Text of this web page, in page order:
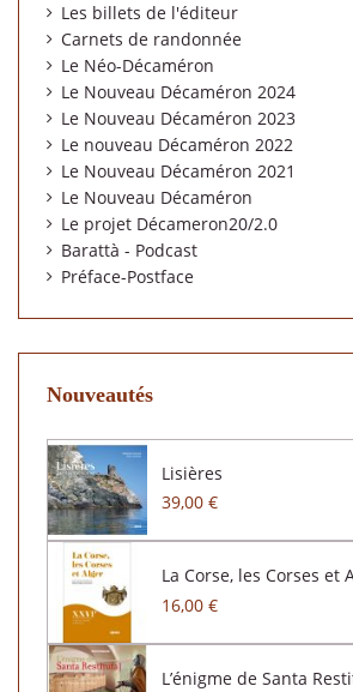
Les billets de l'éditeur
Carnets de randonnée
Le Néo-Décaméron
Le Nouveau Décaméron 2024
Le Nouveau Décaméron 2023
Le nouveau Décaméron 2022
Le Nouveau Décaméron 2021
Le Nouveau Décaméron
Le projet Décameron20/2.0
Barattà - Podcast
Préface-Postface
Nouveautés
Lisières
39,00 €
La Corse, les Corses et
16,00 €
L’énigme de Santa